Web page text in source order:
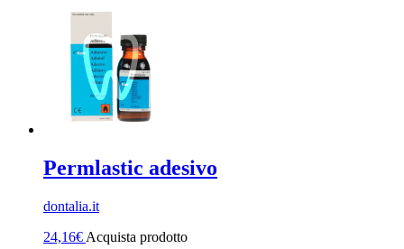
Permlastic adesivo
dontalia.it
24,16€ Acquista prodotto